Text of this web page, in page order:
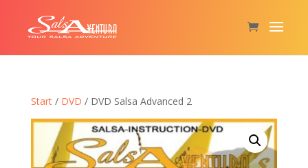
Start/ DVD / DVD Salsa Advanced 2